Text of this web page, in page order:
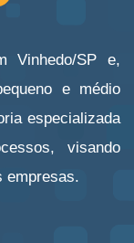
Vinhedo/SP e,
e médio
especializada
visando
empresas.